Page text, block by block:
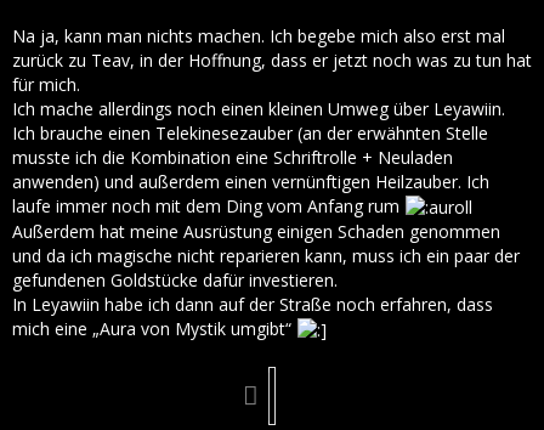
Na ja, kann man nichts machen. Ich begebe mich also erst mal
zurück zu Teav, in der Hoffnung, dass er jetzt noch was zu tun hat
für mich.
Ich mache allerdings noch einen kleinen Umweg über Leyawiin.
Ich brauche einen Telekinesezauber (an der erwähnten Stelle
musste ich die Kombination eine Schriftrolle + Neuladen
anwenden) und außerdem einen vernünftigen Heilzauber. Ich
laufe immer noch mit dem Ding vom Anfang rum
Außerdem hat meine Ausrüstung einigen Schaden genommen
und da ich magische nicht reparieren kann, muss ich ein paar der
gefundenen Goldstücke dafür investieren.
In Leyawiin habe ich dann auf der Straße noch erfahren, dass
mich eine „Aura von Mystik umgibt“